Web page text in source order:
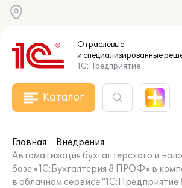
Отраслевые
и специализированные
1С:Предприятие
Каталог
Главная
Внедрения
Автоматизация бухгалтерского и
базе «1С:Бухгалтерия 8 ПРОФ» в
в облачном сервисе "1С:Предприятие